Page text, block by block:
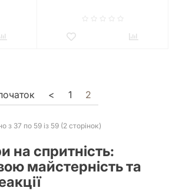
< 1 2
з 37 по 59 із 59 (2 сторінок)
на спритність:
майстерність та